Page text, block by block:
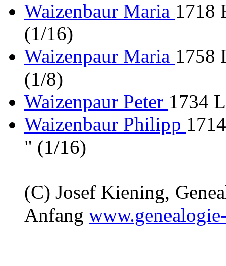
Waizenbaur Maria 1718
(1/16)
Waizenpaur Maria 1758
(1/8)
Waizenpaur Peter 1734
Waizenbaur Philipp
" (1/16)
(C) Josef Kiening,
Anfang